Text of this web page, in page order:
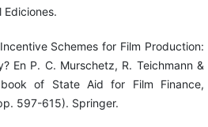
Ediciones.
Schemes for Film Production:
En P. C. Murschetz, R. Teichmann &
of State Aid for Film Finance,
597-615). Springer.